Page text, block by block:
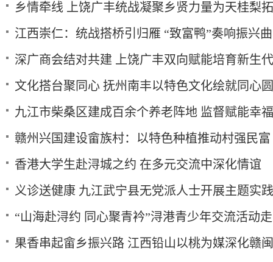
乡情牵线 上饶广丰统战凝聚乡贤力量为天桂梨
江西崇仁：统战搭桥引归雁 “致富鸭”奏响振兴曲
深广商会结对共建 上饶广丰双向赋能培育新生
文化搭台聚同心 抚州南丰以特色文化绘就同心圆
九江市柴桑区建成百余个养老阵地 监督赋能幸
赣州兴国建设畲族村：以特色种植推动村强民富
香港大学生赴浔城之约 在多元交流中深化情谊
义诊送健康 九江武宁县无党派人士开展主题实
“山海赴浔约 同心聚青衿”浔港青少年交流活动
果香串起畲乡振兴路 江西铅山以桃为媒深化赣